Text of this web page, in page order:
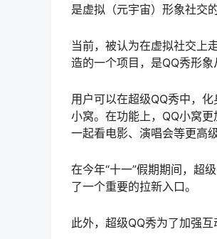
是虚拟（元宇宙）形象社交的
当前，被认为在虚拟社交上
造的一个项目，是QQ秀形象
用户可以在超级QQ秀中，
小窝。在功能上，QQ小窝
一起看电影、演唱会等更高级
在今年“十一”假期期间，超
了一个重要的拉新入口。
此外，超级QQ秀为了加强